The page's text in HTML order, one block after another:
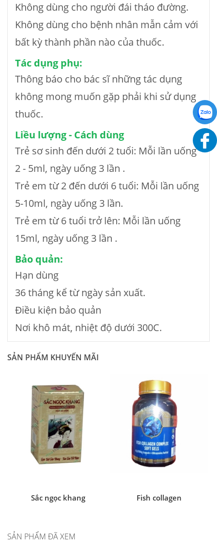
Không dùng cho người đái tháo đường.
Không dùng cho bệnh nhân mẫn cảm với
bất kỳ thành phần nào của thuốc.
Tác dụng phụ:
Thông báo cho bác sĩ những tác dụng
không mong muốn gặp phải khi sử dụng
thuốc.
Liều lượng - Cách dùng
Trẻ sơ sinh đến dưới 2 tuổi: Mỗi lần uống
2 - 5ml, ngày uống 3 lần .
Trẻ em từ 2 đến dưới 6 tuổi: Mỗi lần uống
5-10ml, ngày uống 3 lần.
Trẻ em từ 6 tuổi trở lên: Mỗi lần uống
15ml, ngày uống 3 lần .
Bảo quản:
Hạn dùng
36 tháng kể từ ngày sản xuất.
Điều kiện bảo quản
Nơi khô mát, nhiệt độ dưới 300C.
SẢN PHẨM KHUYẾN MÃI
Sắc ngọc khang Fish collagen
SẢN PHẨM ĐÃ XEM